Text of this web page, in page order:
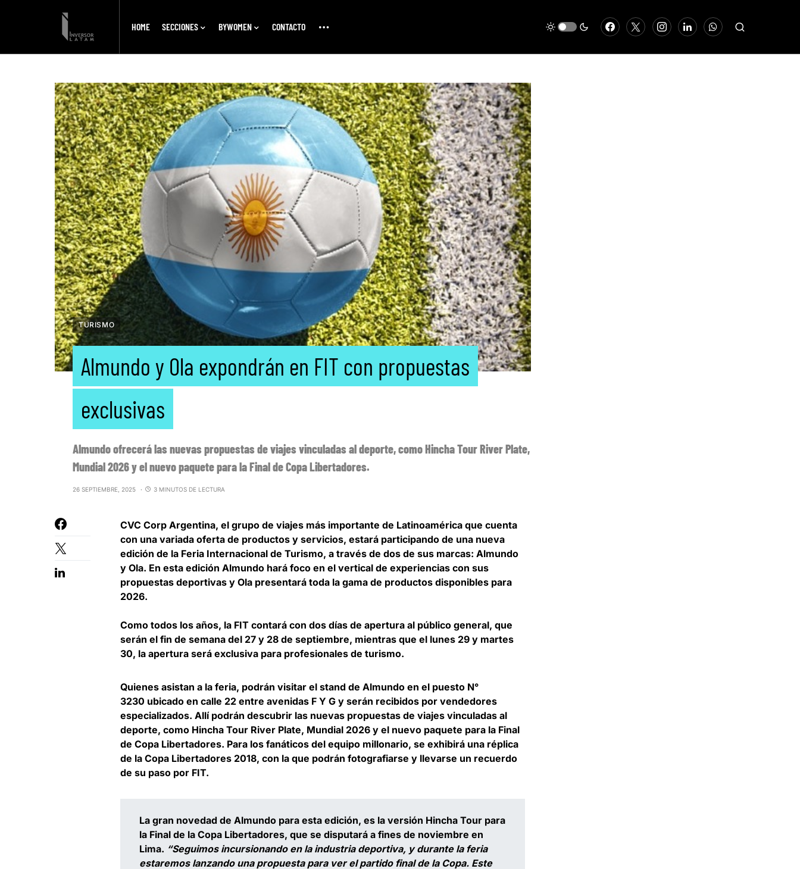
HOME SECCIONES BYWOMEN CONTACTO
TURISMO
Almundo y Ola expondrán en FIT con propuestas
exclusivas
Almundo ofrecerá las nuevas propuestas de viajes vinculadas al deporte, como Hincha Tour River Plate,
Mundial 2026 y el nuevo paquete para la Final de Copa Libertadores.
26 SEPTIEMBRE, 2025 3 MINUTOS DE LECTURA
CVC Corp Argentina, el grupo de viajes más importante de Latinoamérica que cuenta
con una variada oferta de productos y servicios, estará participando de una nueva
edición de la Feria Internacional de Turismo, a través de dos de sus marcas: Almundo
y Ola. En esta edición Almundo hará foco en el vertical de experiencias con sus
propuestas deportivas y Ola presentará toda la gama de productos disponibles para
2026.
Como todos los años, la FIT contará con dos días de apertura al público general, que
serán el fin de semana del 27 y 28 de septiembre, mientras que el lunes 29 y martes
30, la apertura será exclusiva para profesionales de turismo.
Quienes asistan a la feria, podrán visitar el stand de Almundo en el puesto N°
3230 ubicado en calle 22 entre avenidas F Y G y serán recibidos por vendedores
especializados. Allí podrán descubrir las nuevas propuestas de viajes vinculadas al
deporte, como Hincha Tour River Plate, Mundial 2026 y el nuevo paquete para la Final
de Copa Libertadores. Para los fanáticos del equipo millonario, se exhibirá una réplica
de la Copa Libertadores 2018, con la que podrán fotografiarse y llevarse un recuerdo
de su paso por FIT.
La gran novedad de Almundo para esta edición, es la versión Hincha Tour para
la Final de la Copa Libertadores, que se disputará a fines de noviembre en
Lima. “Seguimos incursionando en la industria deportiva, y durante la feria
estaremos lanzando una propuesta para ver el partido final de la Copa. Este